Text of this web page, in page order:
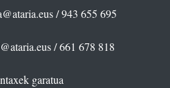
/ 943 655 695
/ 661 678 818
garatua